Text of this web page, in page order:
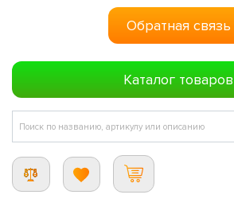
Обратная связь
Каталог товаров